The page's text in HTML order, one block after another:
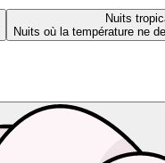
Nuits
Nuits où la température ne